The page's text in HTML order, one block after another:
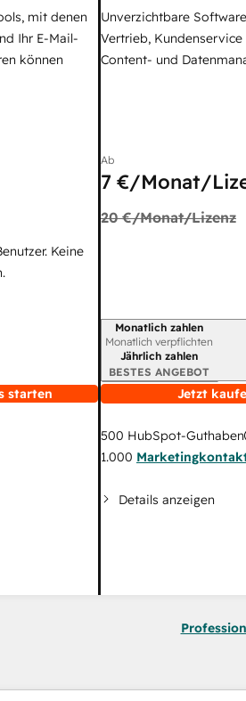
mit denen
Ihr E-Mail-
können
Keine
starten
Unverzichtbare
Vertrieb,
Content- und
Ab
7 €/Monat/
20 €/Monat/Lizenz
Abrechnungszeitraum
Monatlich zahlen
Monatlich verpflichten
Jährlich zahlen
BESTES ANGEBOT
Jetzt
500 HubSpot-Guthaben
1.000
Details anzeigen